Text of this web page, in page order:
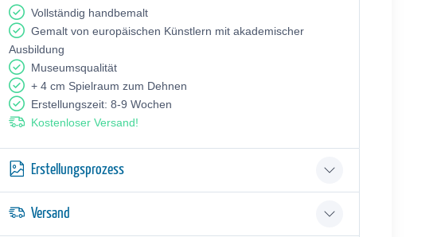
Vollständig handbemalt
Gemalt von europäischen Künstlern mit akademischer
Ausbildung
Museumsqualität
+ 4 cm Spielraum zum Dehnen
Erstellungszeit: 8-9 Wochen
Kostenloser Versand!
Erstellungsprozess
Versand